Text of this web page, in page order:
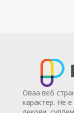
Оваа веб
карактер. Не